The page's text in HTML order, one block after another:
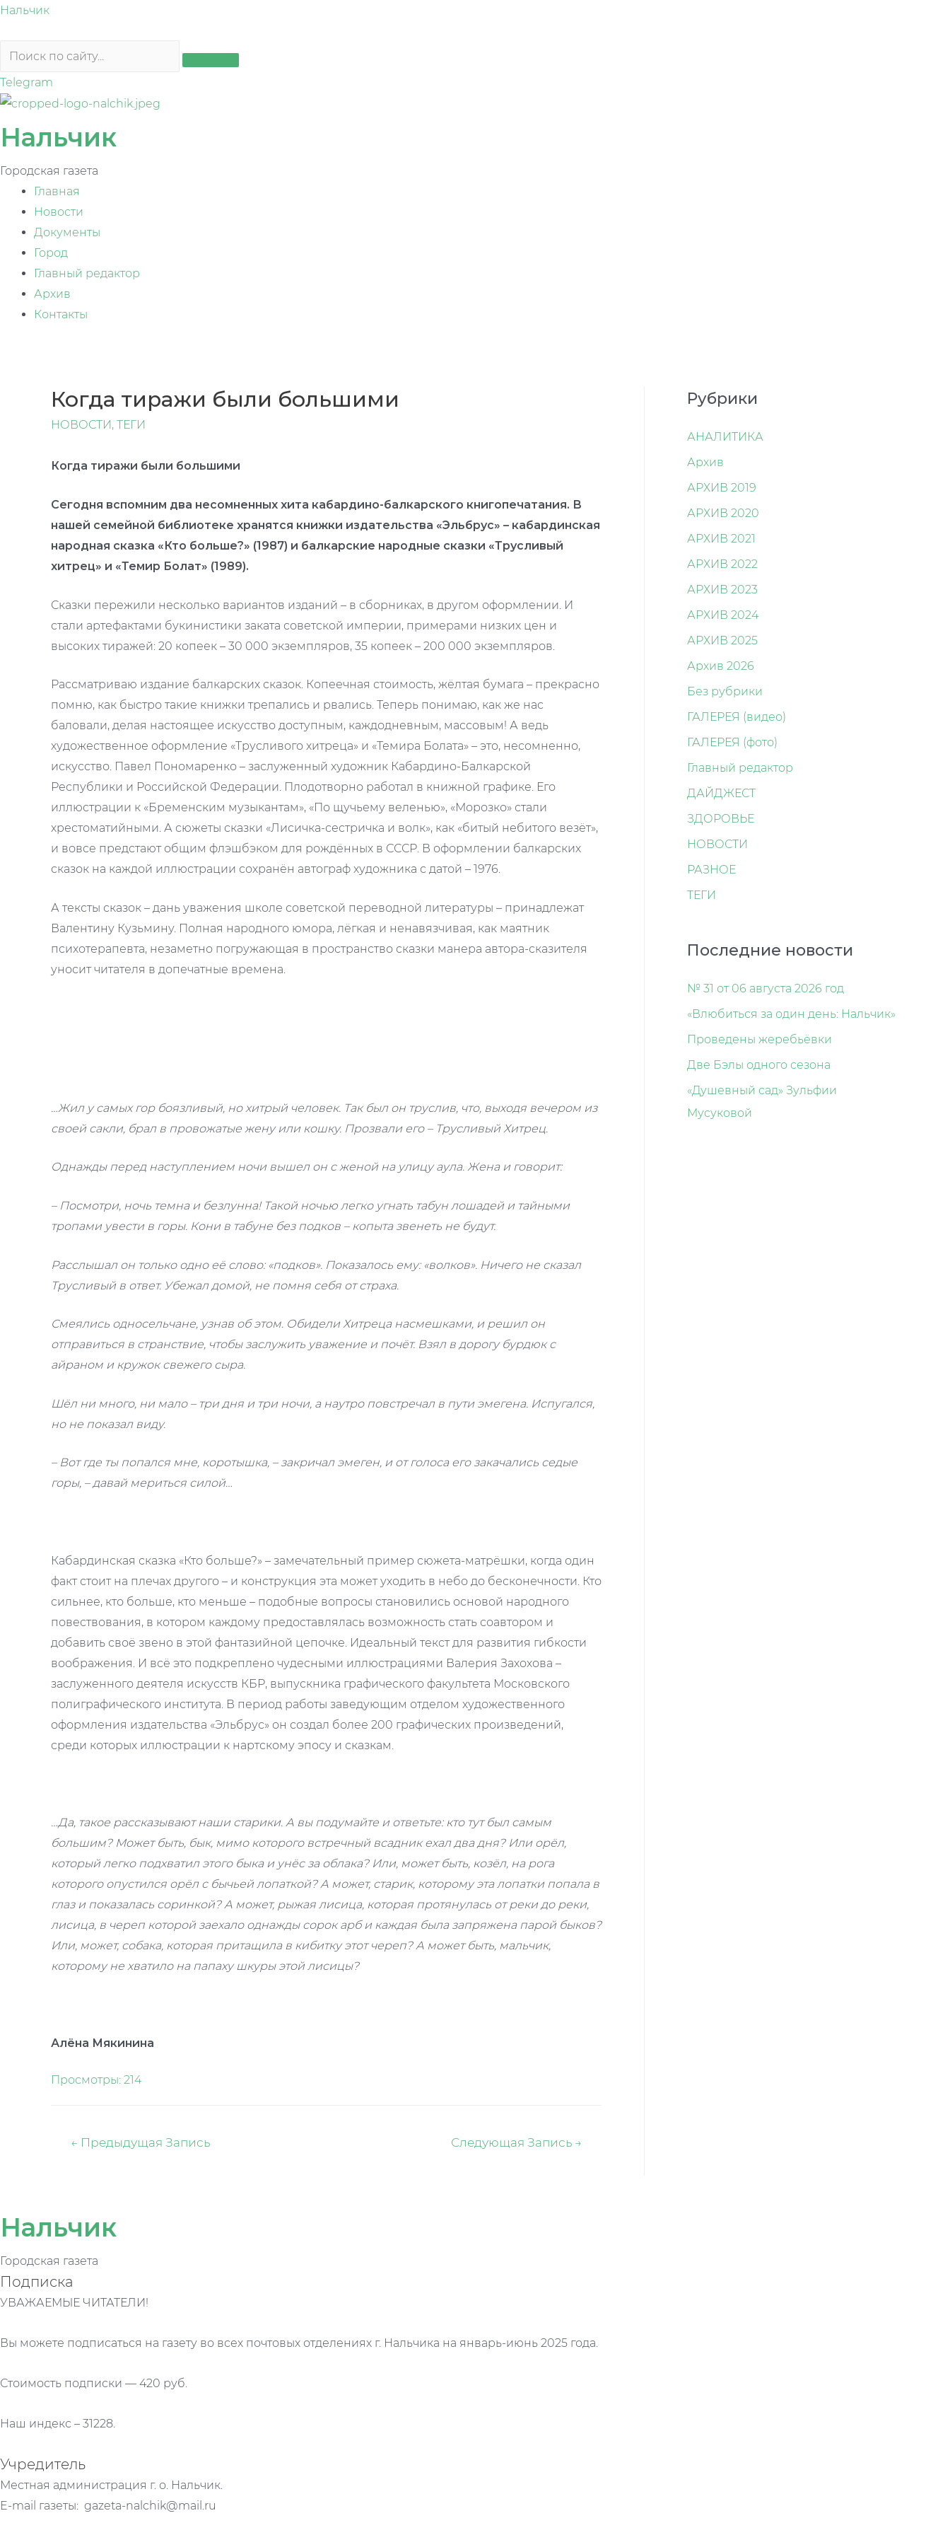
Перейти
содержимому
Нальчик
Telegram
Нальчик
Городская газета
Главная
Новости
Документы
Город
Главный редактор
Архив
Контакты
Когда тиражи были большими
НОВОСТИ, ТЕГИ
Когда тиражи были большими
Сегодня вспомним два несомненных хита кабардино-балкарского книгопечатания. В
нашей семейной библиотеке хранятся книжки издательства «Эльбрус» – кабардинская
народная сказка «Кто больше?» (1987) и балкарские народные сказки «Трусливый
хитрец» и «Темир Болат» (1989).
Сказки пережили несколько вариантов изданий – в сборниках, в другом оформлении. И
стали артефактами букинистики заката советской империи, примерами низких цен и
высоких тиражей: 20 копеек – 30 000 экземпляров, 35 копеек – 200 000 экземпляров.
Рассматриваю издание балкарских сказок. Копеечная стоимость, жёлтая бумага – прекрасно
помню, как быстро такие книжки трепались и рвались. Теперь понимаю, как же нас
баловали, делая настоящее искусство доступным, каждодневным, массовым! А ведь
художественное оформление «Трусливого хитреца» и «Темира Болата» – это, несомненно,
искусство. Павел Пономаренко – заслуженный художник Кабардино-Балкарской
Республики и Российской Федерации. Плодотворно работал в книжной графике. Его
иллюстрации к «Бременским музыкантам», «По щучьему веленью», «Морозко» стали
хрестоматийными. А сюжеты сказки «Лисичка-сестричка и волк», как «битый небитого везёт»,
и вовсе предстают общим флэшбэком для рождённых в СССР. В оформлении балкарских
сказок на каждой иллюстрации сохранён автограф художника с датой – 1976.
А тексты сказок – дань уважения школе советской переводной литературы – принадлежат
Валентину Кузьмину. Полная народного юмора, лёгкая и ненавязчивая, как маятник
психотерапевта, незаметно погружающая в пространство сказки манера автора-сказителя
уносит читателя в допечатные времена.
…Жил у самых гор боязливый, но хитрый человек. Так был он труслив, что, выходя вечером из
своей сакли, брал в провожатые жену или кошку. Прозвали его – Трусливый Хитрец.
Однажды перед наступлением ночи вышел он с женой на улицу аула. Жена и говорит:
– Посмотри, ночь темна и безлунна! Такой ночью легко угнать табун лошадей и тайными
тропами увести в горы. Кони в табуне без подков – копыта звенеть не будут.
Расслышал он только одно её слово: «подков». Показалось ему: «волков». Ничего не сказал
Трусливый в ответ. Убежал домой, не помня себя от страха.
Смеялись односельчане, узнав об этом. Обидели Хитреца насмешками, и решил он
отправиться в странствие, чтобы заслужить уважение и почёт. Взял в дорогу бурдюк с
айраном и кружок свежего сыра.
Шёл ни много, ни мало – три дня и три ночи, а наутро повстречал в пути эмегена. Испугался,
но не показал виду.
– Вот где ты попался мне, коротышка, – закричал эмеген, и от голоса его закачались седые
горы, – давай мериться силой…
Кабардинская сказка «Кто больше?» – замечательный пример сюжета-матрёшки, когда один
факт стоит на плечах другого – и конструкция эта может уходить в небо до бесконечности. Кто
сильнее, кто больше, кто меньше – подобные вопросы становились основой народного
повествования, в котором каждому предоставлялась возможность стать соавтором и
добавить своё звено в этой фантазийной цепочке. Идеальный текст для развития гибкости
воображения. И всё это подкреплено чудесными иллюстрациями Валерия Захохова –
заслуженного деятеля искусств КБР, выпускника графического факультета Московского
полиграфического института. В период работы заведующим отделом художественного
оформления издательства «Эльбрус» он создал более 200 графических произведений,
среди которых иллюстрации к нартскому эпосу и сказкам.
…Да, такое рассказывают наши старики. А вы подумайте и ответьте: кто тут был самым
большим? Может быть, бык, мимо которого встречный всадник ехал два дня? Или орёл,
который легко подхватил этого быка и унёс за облака? Или, может быть, козёл, на рога
которого опустился орёл с бычьей лопаткой? А может, старик, которому эта лопатки попала в
глаз и показалась соринкой? А может, рыжая лисица, которая протянулась от реки до реки,
лисица, в череп которой заехало однажды сорок арб и каждая была запряжена парой быков?
Или, может, собака, которая притащила в кибитку этот череп? А может быть, мальчик,
которому не хватило на папаху шкуры этой лисицы?
Алёна Мякинина
Просмотры: 214
Навигация
← Предыдущая Запись Следующая Запись →
Рубрики
АНАЛИТИКА
Архив
АРХИВ 2019
АРХИВ 2020
АРХИВ 2021
АРХИВ 2022
АРХИВ 2023
АРХИВ 2024
АРХИВ 2025
Архив 2026
Без рубрики
ГАЛЕРЕЯ (видео)
ГАЛЕРЕЯ (фото)
Главный редактор
ДАЙДЖЕСТ
ЗДОРОВЬЕ
НОВОСТИ
РАЗНОЕ
ТЕГИ
Последние новости
№ 31 от 06 августа 2026 год
«Влюбиться за один день: Нальчик»
Проведены жеребьёвки
Две Бэлы одного сезона
«Душевный сад» Зульфии
Мусуковой
Нальчик
Городская газета
Подписка
УВАЖАЕМЫЕ ЧИТАТЕЛИ!
Вы можете подписаться на газету во всех почтовых отделениях г. Нальчика на январь-июнь 2025 года.
Стоимость подписки — 420 руб.
Наш индекс – 31228.
Учредитель
Местная администрация г. о. Нальчик.
E-mail газеты: gazeta-nalchik@mail.ru